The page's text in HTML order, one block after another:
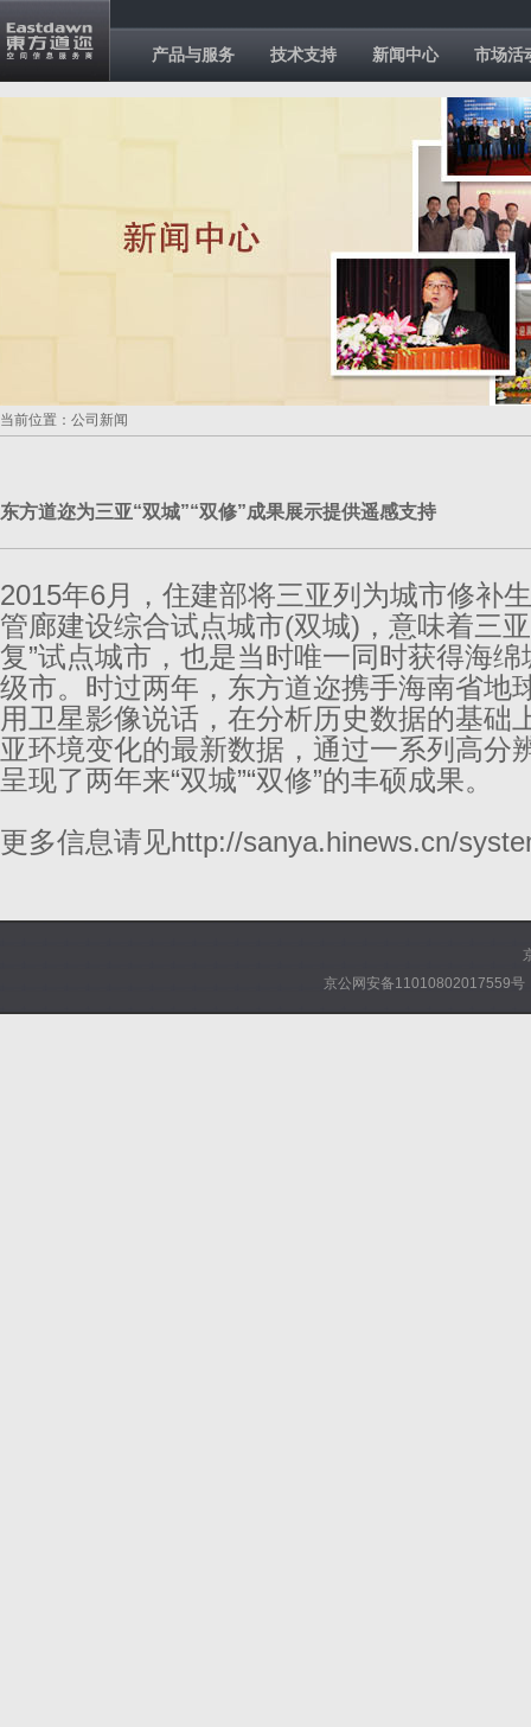
产品与服务 技术支持 新闻中心 市场活
当前位置：公司新闻
东方道迩为三亚“双城”“双修”成果展示提供遥感支持
2015年6月，住建部将三亚列为城市修补
管廊建设综合试点城市(双城)，意味着三
复”试点城市，也是当时唯一同时获得海
级市。时过两年，东方道迩携手海南省地
用卫星影像说话，在分析历史数据的基础
亚环境变化的最新数据，通过一系列高分
呈现了两年来“双城”“双修”的丰硕成果。
更多信息请见http://sanya.hinews.cn/
京公网安备11010802017559号